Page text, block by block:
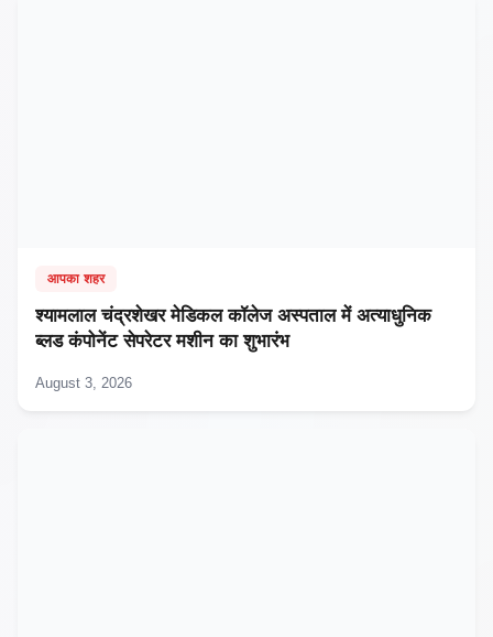
आपका शहर
श्यामलाल चंद्रशेखर मेडिकल कॉलेज अस्पताल में अत्याधुनिक
ब्लड कंपोनेंट सेपरेटर मशीन का शुभारंभ
August 3, 2026